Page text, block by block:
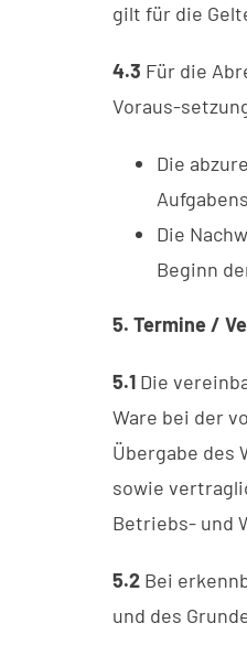
gilt für die
4.3 Für die
Voraus-
Die
Die
Beginn
5. Termine /
5.1Die
Ware bei der
Übergabe des
sowie
Betriebs- und
5.2Bei
und des